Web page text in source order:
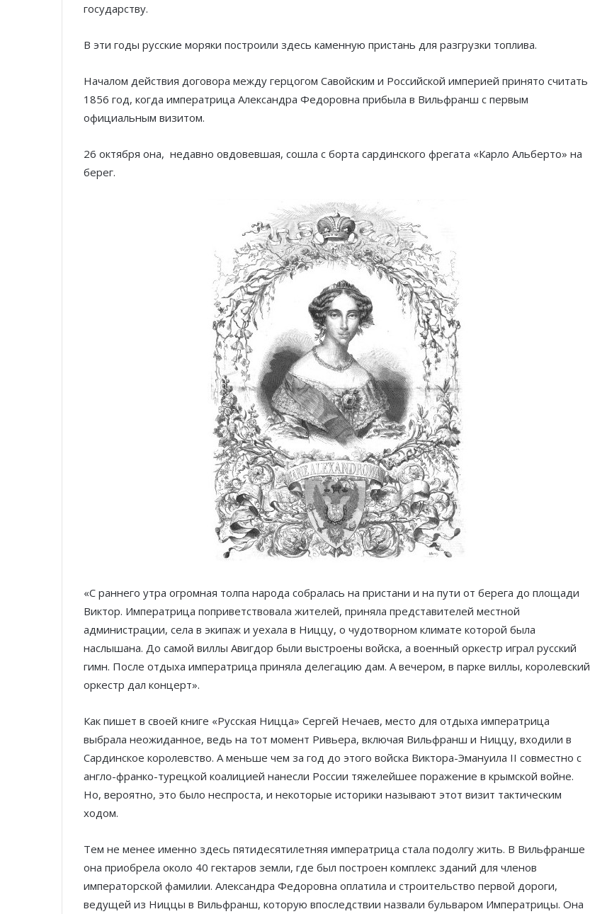
государству.
В эти годы русские моряки построили здесь каменную пристань для разгрузки топлива.
Началом действия договора между герцогом Савойским и Российской империей принято считать
1856 год, когда императрица Александра Федоровна прибыла в Вильфранш с первым
официальным визитом.
26 октября она, недавно овдовевшая, сошла с борта сардинского фрегата «Карло Альберто» на
берег.
«С раннего утра огромная толпа народа собралась на пристани и на пути от берега до площади
Виктор. Императрица поприветствовала жителей, приняла представителей местной
администрации, села в экипаж и уехала в Ниццу, о чудотворном климате которой была
наслышана. До самой виллы Авигдор были выстроены войска, а военный оркестр играл русский
гимн. После отдыха императрица приняла делегацию дам. А вечером, в парке виллы, королевский
оркестр дал концерт».
Как пишет в своей книге «Русская Ницца» Сергей Нечаев, место для отдыха императрица
выбрала неожиданное, ведь на тот момент Ривьера, включая Вильфранш и Ниццу, входили в
Сардинское королевство. А меньше чем за год до этого войска Виктора-Эмануила II совместно с
англо-франко-турецкой коалицией нанесли России тяжелейшее поражение в крымской войне.
Но, вероятно, это было неспроста, и некоторые историки называют этот визит тактическим
ходом.
Тем не менее именно здесь пятидесятилетняя императрица стала подолгу жить. В Вильфранше
она приобрела около 40 гектаров земли, где был построен комплекс зданий для членов
императорской фамилии. Александра Федоровна оплатила и строительство первой дороги,
ведущей из Ниццы в Вильфранш, которую впоследствии назвали бульваром Императрицы. Она